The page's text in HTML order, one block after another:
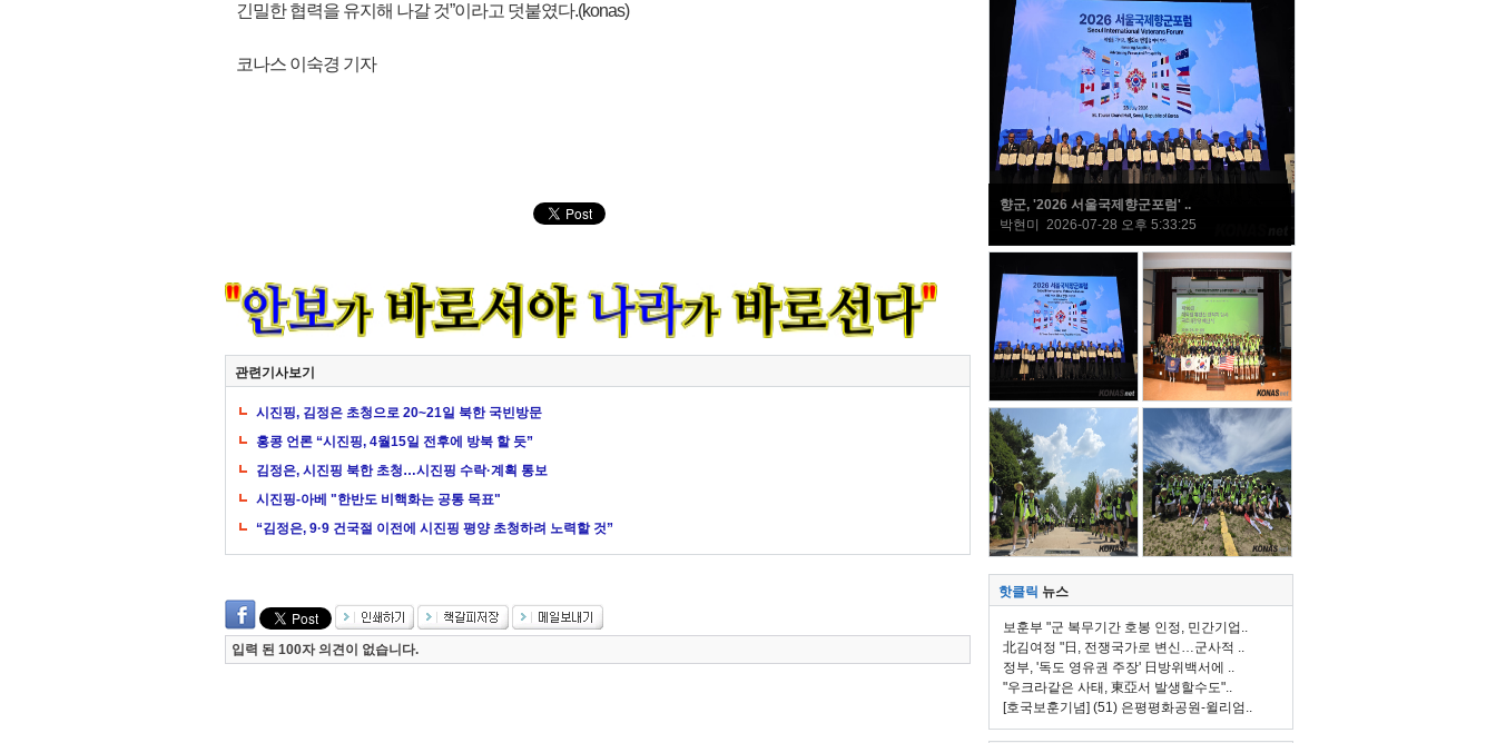
긴밀한 협력을 유지해 나갈 것”이라고 덧붙였다.(konas)
코나스 이숙경 기자
관련기사보기
시진핑, 김정은 초청으로 20~21일 북한 국빈방문
홍콩 언론 “시진핑, 4월15일 전후에 방북 할 듯”
김정은, 시진핑 북한 초청…시진핑 수락·계획 통보
시진핑-아베 "한반도 비핵화는 공통 목표"
“김정은, 9·9 건국절 이전에 시진핑 평양 초청하려 노력할 것”
입력 된 100자 의견이 없습니다.
향군, '2026 서울국제향군포럼' ..
박현미 2026-07-28 오후 5:33:25
핫클릭 뉴스
보훈부 "군 복무기간 호봉 인정, 민간기업..
北김여정 "日, 전쟁국가로 변신…군사적 ..
정부, '독도 영유권 주장' 日방위백서에 ..
"우크라같은 사태, 東亞서 발생할수도"..
[호국보훈기념] (51) 은평평화공원-윌리엄..